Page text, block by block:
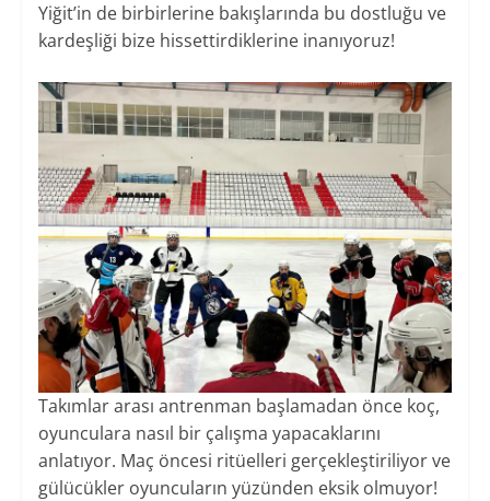
Yiğit’in de birbirlerine bakışlarında bu dostluğu ve
kardeşliği bize hissettirdiklerine inanıyoruz!
Takımlar arası antrenman başlamadan önce koç,
oyunculara nasıl bir çalışma yapacaklarını
anlatıyor. Maç öncesi ritüelleri gerçekleştiriliyor ve
gülücükler oyuncuların yüzünden eksik olmuyor!